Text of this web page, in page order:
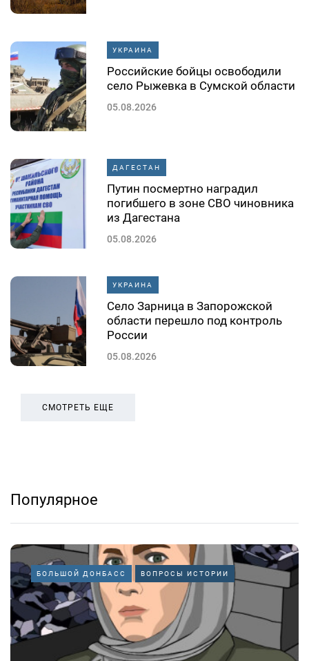
УКРАИНА
Российские бойцы освободили
село Рыжевка в Сумской области
05.08.2026
ДАГЕСТАН
Путин посмертно наградил
погибшего в зоне СВО чиновника
из Дагестана
05.08.2026
УКРАИНА
Село Зарница в Запорожской
области перешло под контроль
России
05.08.2026
СМОТРЕТЬ ЕЩЕ
Популярное
БОЛЬШОЙ ДОНБАСС ВОПРОСЫ ИСТОРИИ